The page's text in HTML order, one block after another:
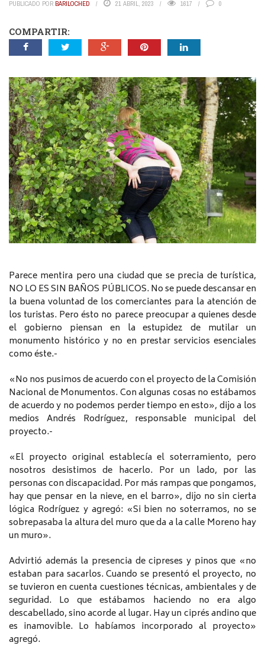
PUBLICADO POR BARILOCHED 21 ABRIL, 2023 1617 0
COMPARTIR:
Parece mentira pero una ciudad que se precia de turística,
NO LO ES SIN BAÑOS PÚBLICOS. No se puede descansar en
la buena voluntad de los comerciantes para la atención de
los turistas. Pero ésto no parece preocupar a quienes desde
el gobierno piensan en la estupidez de mutilar un
monumento histórico y no en prestar servicios esenciales
como éste.-
«No nos pusimos de acuerdo con el proyecto de la Comisión
Nacional de Monumentos. Con algunas cosas no estábamos
de acuerdo y no podemos perder tiempo en esto», dijo a los
medios Andrés Rodríguez, responsable municipal del
proyecto.-
«El proyecto original establecía el soterramiento, pero
nosotros desistimos de hacerlo. Por un lado, por las
personas con discapacidad. Por más rampas que pongamos,
hay que pensar en la nieve, en el barro», dijo no sin cierta
lógica Rodríguez y agregó: «Si bien no soterramos, no se
sobrepasaba la altura del muro que da a la calle Moreno hay
un muro».
Advirtió además la presencia de cipreses y pinos que «no
estaban para sacarlos. Cuando se presentó el proyecto, no
se tuvieron en cuenta cuestiones técnicas, ambientales y de
seguridad. Lo que estábamos haciendo no era algo
descabellado, sino acorde al lugar. Hay un ciprés andino que
es inamovible. Lo habíamos incorporado al proyecto»
agregó.